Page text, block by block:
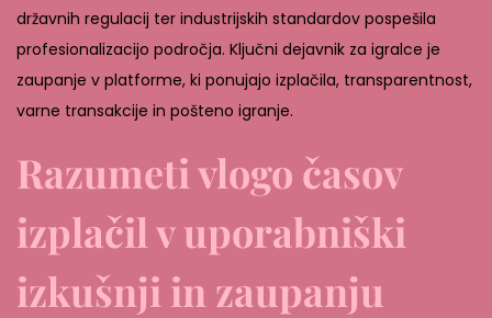
državnih regulacij ter industrijskih standardov pospešila
profesionalizacijo področja. Ključni dejavnik za igralce je
zaupanje v platforme, ki ponujajo izplačila, transparentnost,
varne transakcije in pošteno igranje.
Razumeti vlogo časov
izplačil v uporabniški
izkušnji in zaupanju